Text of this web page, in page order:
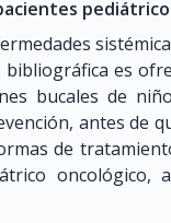
es
bucales de
antes de
de